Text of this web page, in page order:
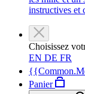
instructives et
Choisissez
EN DE FR
Panier